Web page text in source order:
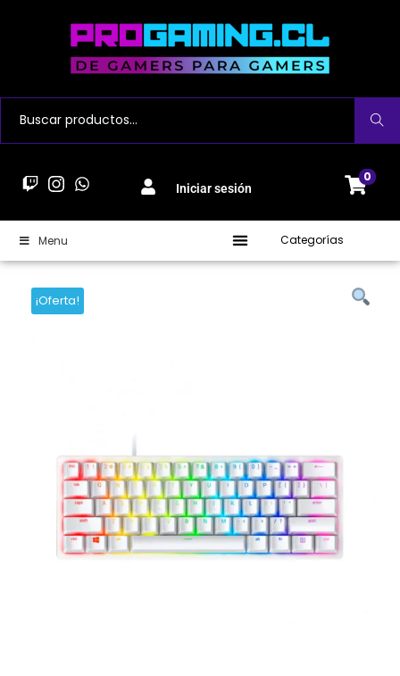
Buscar
Iniciar sesión
0
Menu Categorías
¡Oferta!